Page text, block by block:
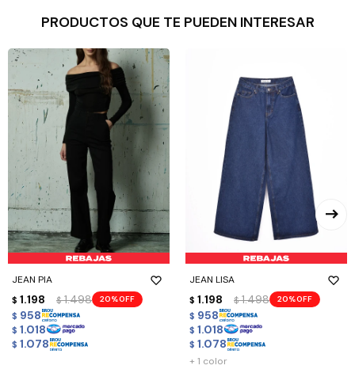
PRODUCTOS QUE TE PUEDEN INTERESAR
JEAN PIA
$ 1.198 $ 1.498 20
$ 958
$ 1.018
$ 1.078
JEAN LISA
$ 1.198 $ 1.498 20
$ 958
$ 1.018
$ 1.078
+ 1 color